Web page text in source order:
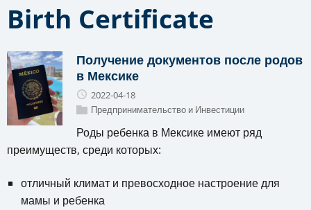
Birth Certificate
Получение документов после родов
в Мексике
2022-04-18
Предпринимательство и Инвестиции
Роды ребенка в Мексике имеют ряд
преимуществ, среди которых:
отличный климат и превосходное настроение для
мамы и ребенка